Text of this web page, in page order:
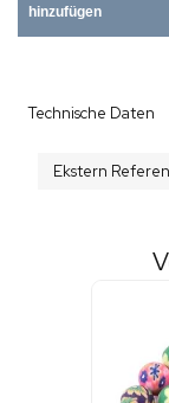
hinzufügen
Technische Daten
Ekstern